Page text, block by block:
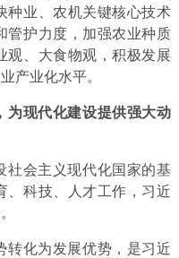
种业、农机关键核心技术
管护力度，加强农业种质
观、大食物观，积极发展
产业化水平。
为现代化建设提供强大动
社会主义现代化国家的基
、科技、人才工作，习近
转化为发展优势，是习近